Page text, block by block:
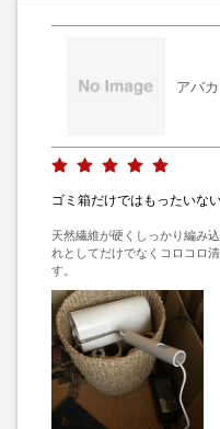
アバ
ゴミ箱だけではもったいない
天然繊維が硬くしっかり編み
れとしてだけでなくコロコロ
す。